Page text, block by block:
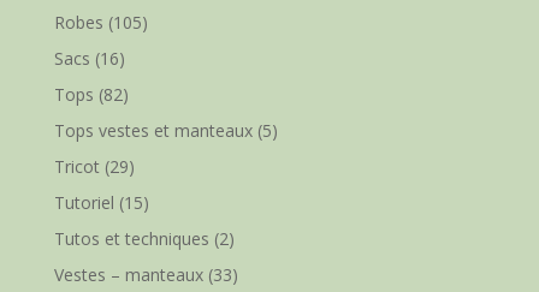
Robes (105)
Sacs (16)
Tops (82)
Tops vestes et manteaux(5)
Tricot(29)
Tutoriel (15)
Tutos et techniques (2)
Vestes – manteaux(33)